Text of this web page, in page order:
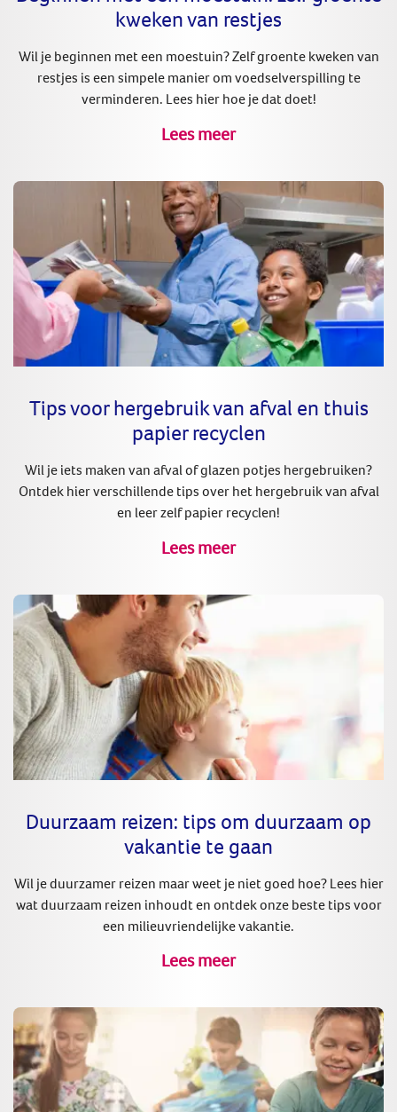
kweken van restjes
Wil je beginnen met een moestuin? Zelf groente kweken van
restjes is een simpele manier om voedselverspilling te
verminderen. Lees hier hoe je dat doet!
Lees meer
Tips voor hergebruik van afval en thuis
papier recyclen
Wil je iets maken van afval of glazen potjes hergebruiken?
Ontdek hier verschillende tips over het hergebruik van afval
en leer zelf papier recyclen!
Lees meer
Duurzaam reizen: tips om duurzaam op
vakantie te gaan
Wil je duurzamer reizen maar weet je niet goed hoe? Lees hier
wat duurzaam reizen inhoudt en ontdek onze beste tips voor
een milieuvriendelijke vakantie.
Lees meer